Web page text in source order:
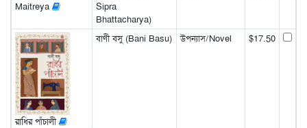
Maitreya
Sipra
Bhattacharya)
রাধির পাঁচালী
বাণী বসু (Bani Basu) উপন্যাস/Novel $17.50